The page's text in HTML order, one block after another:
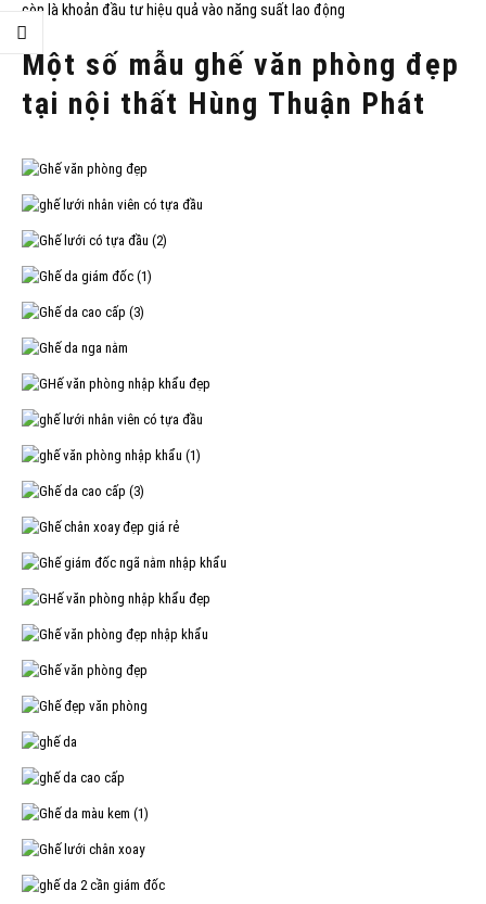
còn là khoản đầu tư hiệu quả vào năng suất lao động
Một số mẫu ghế văn phòng đẹp
tại nội thất Hùng Thuận Phát